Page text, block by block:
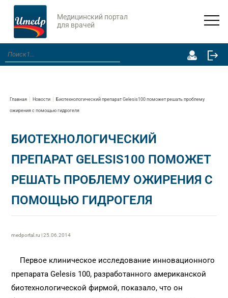
Медицинский портал
для врачей
Главная Новости Биотехнологический препарат Gelesis100 поможет решать проблему
ожирения с помощью гидрогеля
БИОТЕХНОЛОГИЧЕСКИЙ
ПРЕПАРАТ GELESIS100 ПОМОЖЕТ
РЕШАТЬ ПРОБЛЕМУ ОЖИРЕНИЯ С
ПОМОЩЬЮ ГИДРОГЕЛЯ
medportal.ru | 25.06.2014
Первое клиническое исследование инновационного
препарата Gelesis 100, разработанного американской
биотехнологической фирмой, показало, что он